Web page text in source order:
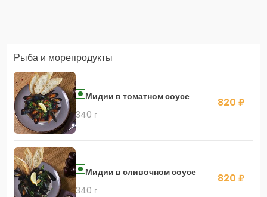
Скидка 400 руб. на первый заказ в приложении!
Скидка 450 руб. на первый заказ в приложении
Рыба и морепродукты
Мидии в томатном соусе
340 г
820 ₽
Мидии в сливочном соусе
340 г
820 ₽